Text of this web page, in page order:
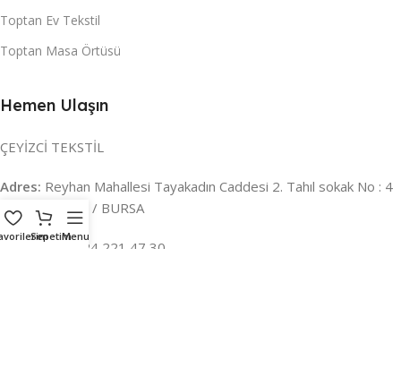
Toptan Ev Tekstil
Toptan Masa Örtüsü
Hemen Ulaşın
ÇEYİZCİ TEKSTİL
Adres: Reyhan Mahallesi Tayakadın Caddesi 2. Tahıl sokak No : 4
/ a Osmangazi / BURSA
İLETİŞİM : 0224 221 47 30
SepetimMenu